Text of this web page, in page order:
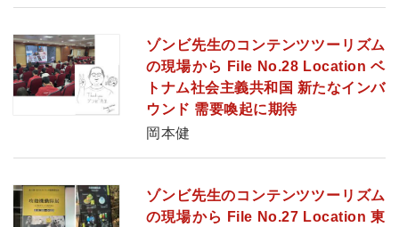
ゾンビ先生のコンテンツツーリズム
の現場から File No.28 Location ベ
トナム社会主義共和国 新たなインバ
ウンド 需要喚起に期待
岡本健
ゾンビ先生のコンテンツツーリズム
の現場から File No.27 Location 東